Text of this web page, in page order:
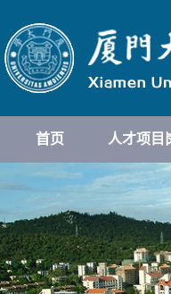
首页 人才项目